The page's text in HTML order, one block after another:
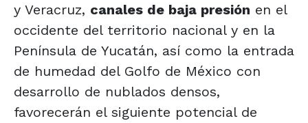
y Veracruz, canales de baja presión en el
occidente del territorio nacional y en la
Península de Yucatán, así como la entrada
de humedad del Golfo de México con
desarrollo de nublados densos,
favorecerán el siguiente potencial de